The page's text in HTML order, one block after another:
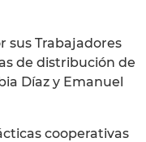
sus Trabajadores
de distribución de
Díaz y Emanuel
cooperativas